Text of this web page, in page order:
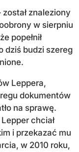
znaleziony
w sierpniu
popełnił
dziś budzi szereg
Leppera,
dokumentów
na sprawę.
chciał
i przekazać mu
w 2010 roku,